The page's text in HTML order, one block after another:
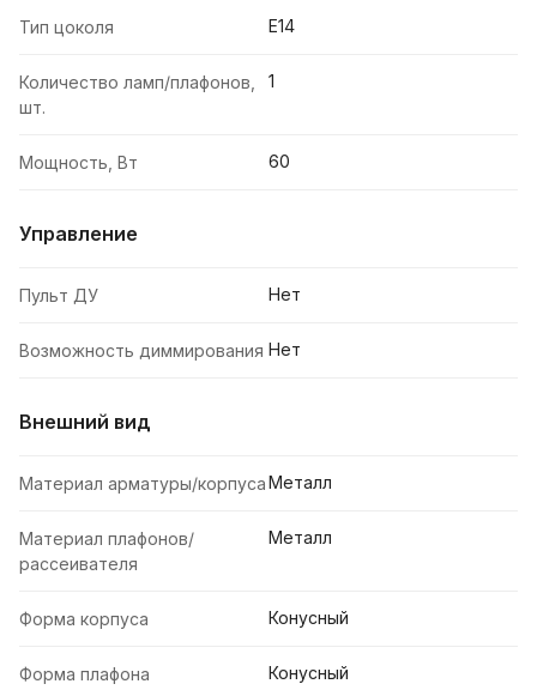
Тип цоколя E14
Количество ламп/плафонов,
шт.
1
Мощность, Вт 60
Управление
Пульт ДУ Нет
Возможность диммирования Нет
Внешний вид
Материал арматуры/корпусаМеталл
Материал плафонов/
рассеивателя
Металл
Форма корпуса Конусный
Форма плафона Конусный